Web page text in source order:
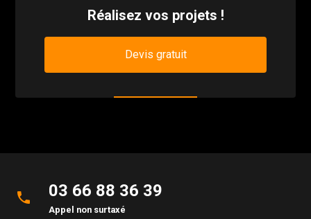
Réalisez vos projets !
Devis gratuit
phone 03 66 88 36 39
Appel non surtaxé